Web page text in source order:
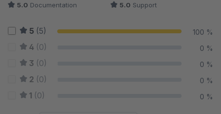
5.0 Documentation 5.0 Support
5 (5) 100 %
4 (0) 0 %
3 (0) 0 %
2 (0) 0 %
1 (0) 0 %